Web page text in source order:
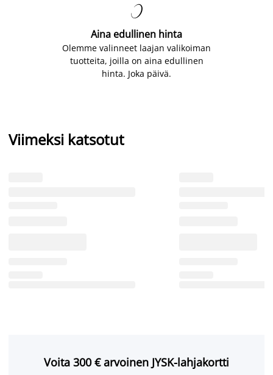

Aina edullinen hinta
Olemme valinneet laajan valikoiman
tuotteita, joilla on aina edullinen
hinta. Joka päivä.
Viimeksi katsotut
Voita 300 € arvoinen JYSK-lahjakortti